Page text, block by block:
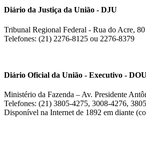
Diário da Justiça da União - DJU
Tribunal Regional Federal - Rua do Acre,
Telefones: (21) 2276-8125 ou 2276-8379
Diário Oficial da União - Executivo - DOU
Ministério da Fazenda – Av. Presidente
Telefones: (21) 3805-4275, 3008-4276,
Disponível na Internet de 1892 em diante